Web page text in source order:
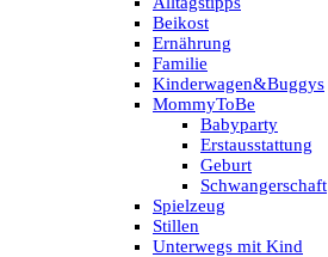
Beikost
Ernährung
Familie
Kinderwagen&Buggys
MommyToBe
Babyparty
Erstausstattung
Geburt
Schwangerschaft
Spielzeug
Stillen
Unterwegs mit Kind